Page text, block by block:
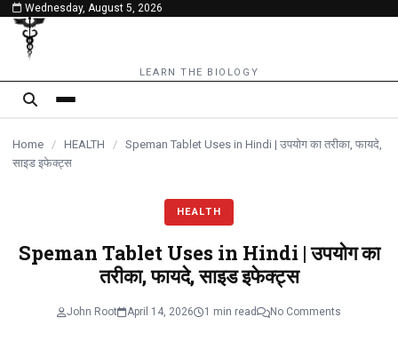
content
Wednesday, August 5, 2026
LEARN THE BIOLOGY
Home / HEALTH / Speman Tablet Uses in Hindi | उपयोग का तरीका, फायदे,
साइड इफेक्ट्स
HEALTH
Speman Tablet Uses in Hindi | उपयोग का
तरीका, फायदे, साइड इफेक्ट्स
John Root April 14, 2026 1 min read No Comments